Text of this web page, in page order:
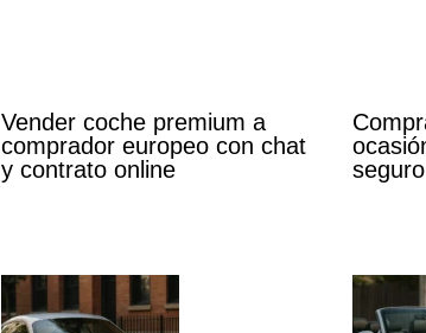
Vender coche premium a
comprador europeo con chat
y contrato online